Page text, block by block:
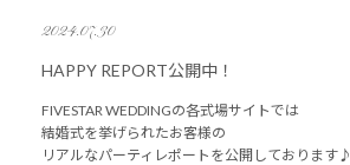
2024.07.30
HAPPY REPORT公開中！
FIVESTAR WEDDINGの各式場サイトでは
結婚式を挙げられたお客様の
リアルなパーティレポートを公開しております♪